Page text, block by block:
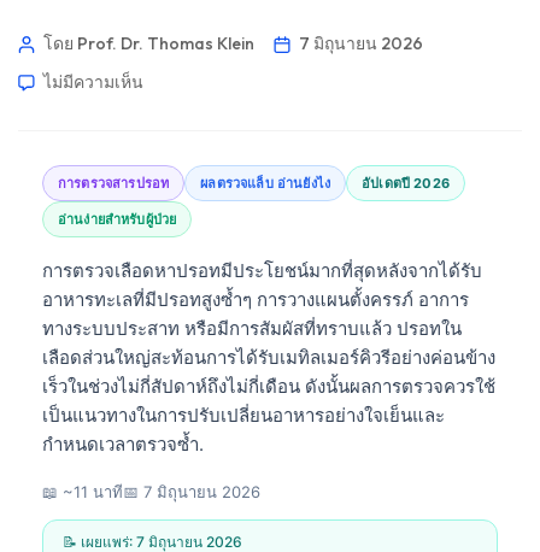
โดย Prof. Dr. Thomas Klein
7 มิถุนายน 2026
ไม่มีความเห็น
การตรวจสารปรอท ผลตรวจแล็บ อ่านยังไง อัปเดตปี 2026
อ่านง่ายสำหรับผู้ป่วย
การตรวจเลือดหาปรอทมีประโยชน์มากที่สุดหลังจากได้รับ
อาหารทะเลที่มีปรอทสูงซ้ำๆ การวางแผนตั้งครรภ์ อาการ
ทางระบบประสาท หรือมีการสัมผัสที่ทราบแล้ว ปรอทใน
เลือดส่วนใหญ่สะท้อนการได้รับเมทิลเมอร์คิวรีอย่างค่อนข้าง
เร็วในช่วงไม่กี่สัปดาห์ถึงไม่กี่เดือน ดังนั้นผลการตรวจควรใช้
เป็นแนวทางในการปรับเปลี่ยนอาหารอย่างใจเย็นและ
กำหนดเวลาตรวจซ้ำ.
📖 ~11 นาที📅 7 มิถุนายน 2026
📝 เผยแพร่: 7 มิถุนายน 2026